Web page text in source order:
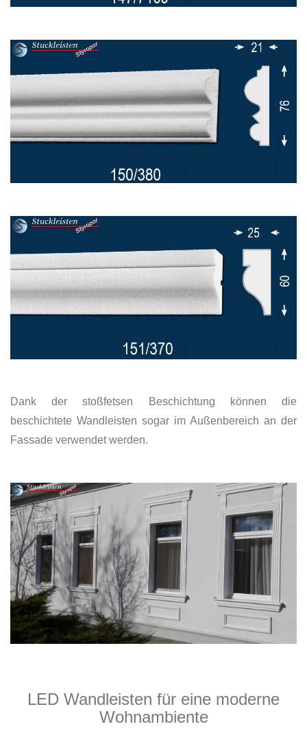
Dank der stoßfetsen Beschichtung können die
beschichtete Wandleisten sogar im Außenbereich an der
Fassade verwendet werden.
LED Wandleisten für eine moderne
Wohnambiente